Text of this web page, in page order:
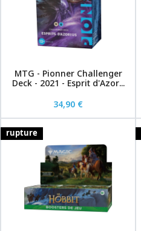
MTG - Pionner Challenger
Deck - 2021 - Esprit d'Azor...
34,90 €
rupture